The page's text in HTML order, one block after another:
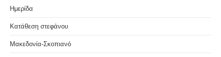
Ημερίδα
Κατάθεση στεφάνου
Μακεδονία-Σκοπιανό